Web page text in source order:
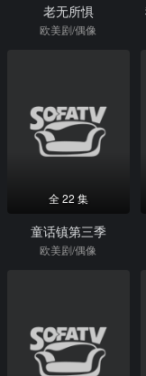
老无所惧
欧美剧/偶像
全 22 集
童话镇第三季
欧美剧/偶像